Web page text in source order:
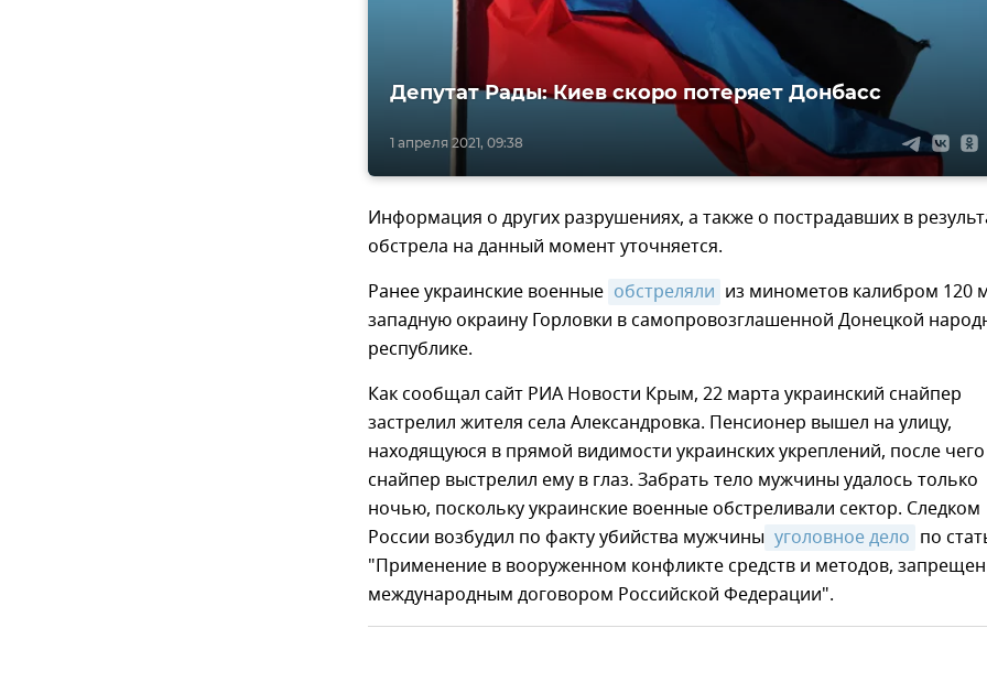
1 апреля 2021, 09:38
Депутат Рады: Киев скоро потеряет Донбасс
Информация о других разрушениях, а также о пострадавших в
обстрела на данный момент уточняется.
Ранее украинские военные обстреляли из минометов калибром 120
западную окраину Горловки в самопровозглашенной Донецкой
республике.
Как сообщал сайт РИА Новости Крым, 22 марта украинский снайпер
застрелил жителя села Александровка. Пенсионер вышел на улицу,
находящуюся в прямой видимости украинских укреплений, после чего
снайпер выстрелил ему в глаз. Забрать тело мужчины удалось только
ночью, поскольку украинские военные обстреливали сектор. Следком
России возбудил по факту убийства мужчины уголовное дело по
"Применение в вооруженном конфликте средств и методов,
международным договором Российской Федерации".